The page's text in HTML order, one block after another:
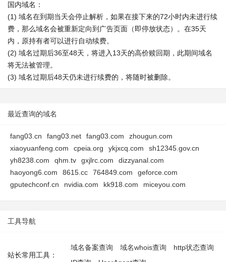
国内域名：
(1) 域名在到期当天会停止解析，如果在接下来的72小时内未进行续
费，那么域名会被重新定向到广告页面（即停放状态）。在35天
内，原持有者可以进行自动续费。
(2) 域名过期后36至48天，将进入13天的高价赎回期，此期间域名
将无法被管理。
(3) 域名过期后48天仍未进行续费的，将随时被删除。
最近查询的域名
fang03.cn fang03.net fang03.com
zhougun.com
xiaoyuanfeng.com
cpeia.org ykjxcq.com
sh12345.gov.cn
yh8238.com
qhm.tv gxjlrc.com
dizzyanal.com
haoyong6.com
8615.cc 764849.com
geforce.com
gputechconf.cn
nvidia.com kk918.com miceyou.com
工具导航
站长常用工具：
域名备案查询 域名whois查询
http状态查询